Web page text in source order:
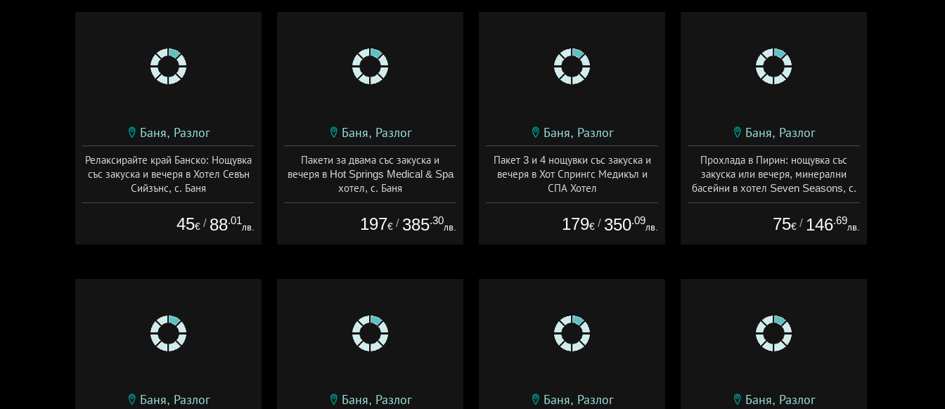
Баня, Разлог
Релаксирайте край Банско: Нощувка
със закуска и вечеря в Хотел Севън
Сийзънс, с. Баня
Дата: 15.06 - 30.11 + полупансион
45€ / 88.01
лв.
Баня, Разлог
Пакети за двама със закуска и
вечеря в Hot Springs Medical & Spa
хотел, с. Баня
Дата: 19.07 - 12.09 + полупансион
197€ / 385.30
лв.
Баня, Разлог
Пакет 3 и 4 нощувки със закуска и
вечеря в Хот Спрингс Медикъл и
СПА Хотел
Дата: 19.07 - 12.09 + полупансион
179€ / 350.09
лв.
Баня, Разлог
Прохлада в Пирин: нощувка със
закуска или вечеря, минерални
басейни в хотел Seven Seasons, с.
Баня
Дата: 07.08 - 30.11 + полупансион
75€ / 146.69
лв.
Баня, Разлог Баня, Разлог Баня, Разлог Баня, Разлог